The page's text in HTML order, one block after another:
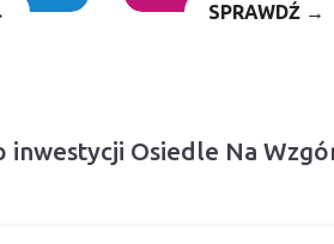
SPRAWDŹ →
inwestycji Osiedle Na